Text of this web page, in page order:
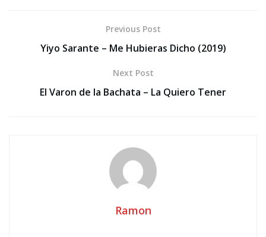
Previous Post
Yiyo Sarante – Me Hubieras Dicho (2019)
Next Post
El Varon de la Bachata – La Quiero Tener
Ramon